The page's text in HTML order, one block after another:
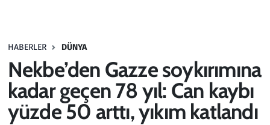
HABERLER DÜNYA
Nekbe’den Gazze soykırımına
kadar geçen 78 yıl: Can kaybı
yüzde 50 arttı, yıkım katlandı
Haber
Kültür Sanat
Kurumsal Haberler